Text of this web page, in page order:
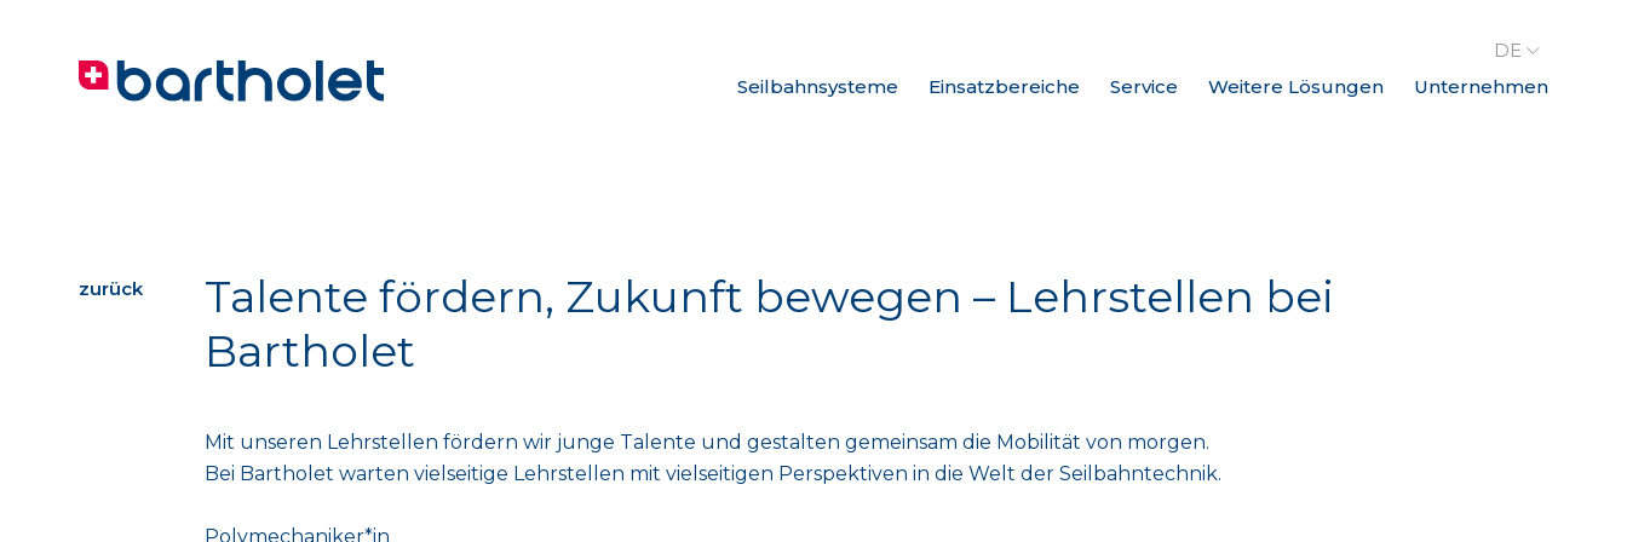
Seilbahnsysteme Einsatzbereiche Service Weitere Lösungen Unternehmen
DE
Talente fördern, Zukunft bewegen – Lehrstellen bei
Bartholet
Mit unseren Lehrstellen fördern wir junge Talente und gestalten gemeinsam die Mobilität von morgen.
Bei Bartholet warten vielseitige Lehrstellen mit vielseitigen Perspektiven in die Welt der Seilbahntechnik.
Polymechaniker*in
zurück